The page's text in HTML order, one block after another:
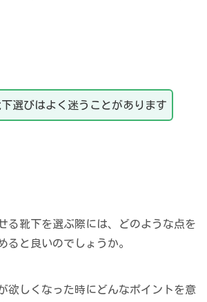
選びはよく迷うことがあります
る靴下を選ぶ際には、どのような点を
ると良いのでしょうか。
欲しくなった時にどんなポイントを意